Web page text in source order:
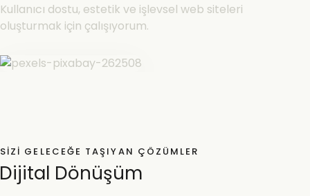
Kullanıcı dostu, estetik ve işlevsel web siteleri
oluşturmak için çalışıyorum.
SIZI GELECEĞE TAŞIYAN ÇÖZÜMLER
Dijital Dönüşüm